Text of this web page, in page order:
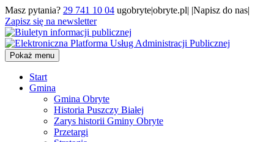
Masz pytania? 29 741 10 04 ugobryte|obryte.pl| |Napisz do nas|
Zapisz się na newsletter
Pokaż menu
Start
Gmina
Gmina Obryte
Historia Puszczy Białej
Zarys historii Gminy Obryte
Przetargi